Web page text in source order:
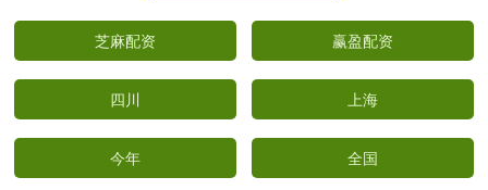
芝麻配资 赢盈配资
四川 上海
今年 全国